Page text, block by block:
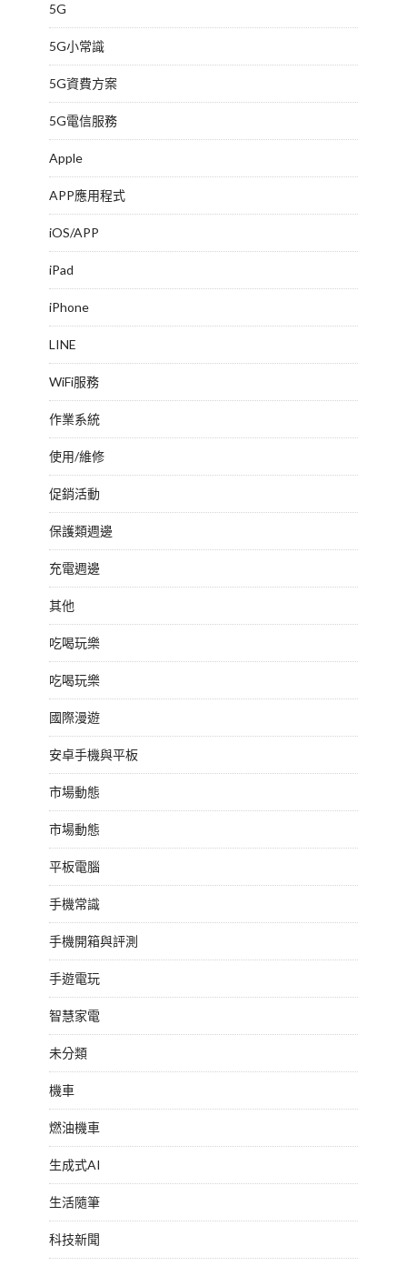
5G
5G小常識
5G資費方案
5G電信服務
Apple
APP應用程式
iOS/APP
iPad
iPhone
LINE
WiFi服務
作業系統
使用/維修
促銷活動
保護類週邊
充電週邊
其他
吃喝玩樂
吃喝玩樂
國際漫遊
安卓手機與平板
市場動態
市場動態
平板電腦
手機常識
手機開箱與評測
手遊電玩
智慧家電
未分類
機車
燃油機車
生成式AI
生活隨筆
科技新聞